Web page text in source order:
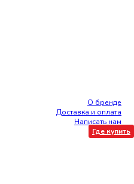
О бренде
Доставка и оплата
Написать нам
Где купить